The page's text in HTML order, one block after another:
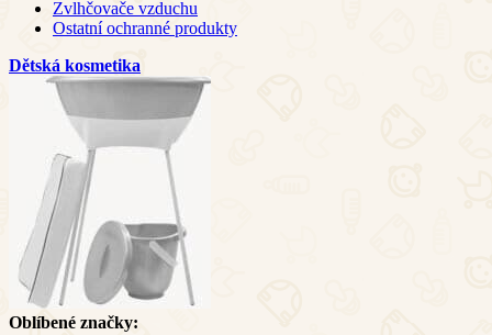
Zvlhčovače vzduchu
Ostatní ochranné produkty
Dětská kosmetika
Oblíbené značky: